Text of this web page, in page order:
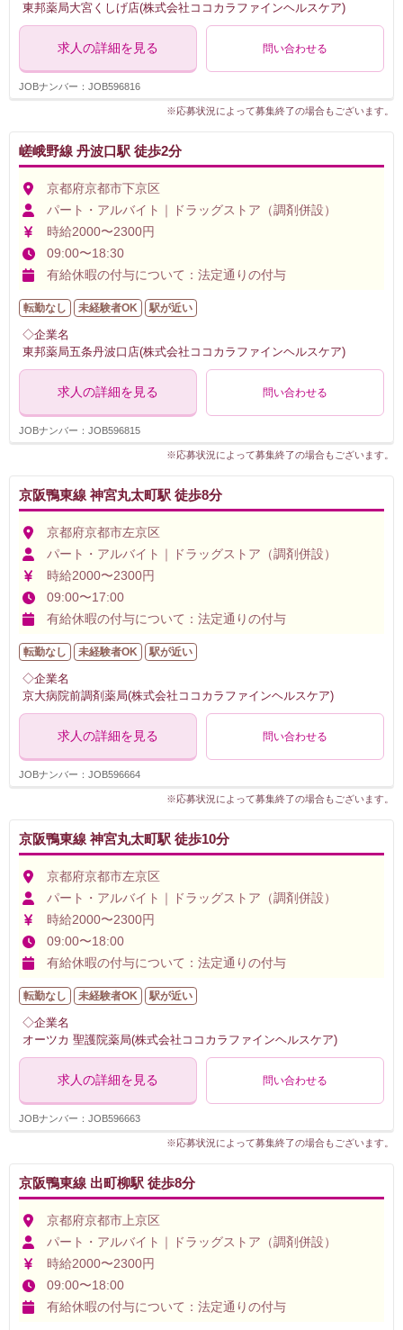
東邦薬局大宮くしげ店(株式会社ココカラファインヘルスケア)
求人の詳細を見る 問い合わせる
JOBナンバー：JOB596816
※応募状況によって募集終了の場合もございます。
嵯峨野線 丹波口駅 徒歩2分
京都府京都市下京区
パート・アルバイト｜ドラッグストア（調剤併設）
時給2000〜2300円
09:00〜18:30
有給休暇の付与について：法定通りの付与
転勤なし 未経験者OK 駅が近い
◇企業名
東邦薬局五条丹波口店(株式会社ココカラファインヘルスケア)
求人の詳細を見る 問い合わせる
JOBナンバー：JOB596815
※応募状況によって募集終了の場合もございます。
京阪鴨東線 神宮丸太町駅 徒歩8分
京都府京都市左京区
パート・アルバイト｜ドラッグストア（調剤併設）
時給2000〜2300円
09:00〜17:00
有給休暇の付与について：法定通りの付与
転勤なし 未経験者OK 駅が近い
◇企業名
京大病院前調剤薬局(株式会社ココカラファインヘルスケア)
求人の詳細を見る 問い合わせる
JOBナンバー：JOB596664
※応募状況によって募集終了の場合もございます。
京阪鴨東線 神宮丸太町駅 徒歩10分
京都府京都市左京区
パート・アルバイト｜ドラッグストア（調剤併設）
時給2000〜2300円
09:00〜18:00
有給休暇の付与について：法定通りの付与
転勤なし 未経験者OK 駅が近い
◇企業名
オーツカ 聖護院薬局(株式会社ココカラファインヘルスケア)
求人の詳細を見る 問い合わせる
JOBナンバー：JOB596663
※応募状況によって募集終了の場合もございます。
京阪鴨東線 出町柳駅 徒歩8分
京都府京都市上京区
パート・アルバイト｜ドラッグストア（調剤併設）
時給2000〜2300円
09:00〜18:00
有給休暇の付与について：法定通りの付与